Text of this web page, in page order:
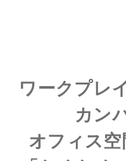
ワークプレ
カン
オフィス